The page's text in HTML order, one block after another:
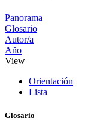
Panorama
Glosario
Autor/a
Año
View
Orientación
Lista
Glosario